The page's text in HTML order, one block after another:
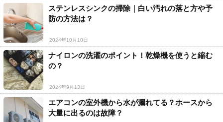
ステンレスシンクの掃除｜白い汚れの落と方や予
防の方法は？
2024年10月10日
ナイロンの洗濯のポイント！乾燥機を使うと縮む
の？
2024年9月13日
エアコンの室外機から水が漏れてる？ホースから
大量に出るのは故障？